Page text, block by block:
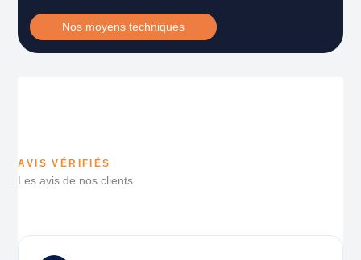
Nos moyens techniques
AVIS VÉRIFIÉS
Les avis de nos clients